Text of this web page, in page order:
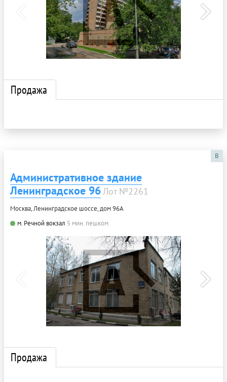
Продажа
B
Административное здание
Ленинградское 96Лот №2261
Москва, Ленинградское шоссе, дом 96А
м. Речной вокзал 5 мин. пешком
Продажа